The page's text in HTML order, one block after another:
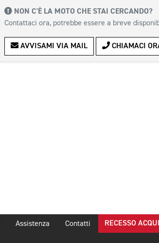
NON C'È LA MOTO CHE STAI CERCANDO?
Contattaci ora, potrebbe essere a breve
AVVISAMI VIA MAIL CHIAMACI
Assistenza Contatti RECESSO